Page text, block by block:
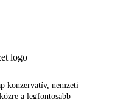
konzervatív, nemzeti
a legfontosabb